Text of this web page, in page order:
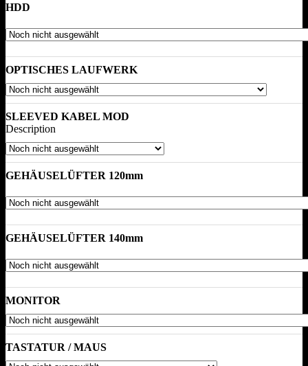
HDD
OPTISCHES LAUFWERK
SLEEVED KABEL MOD
Description
GEHÄUSELÜFTER 120mm
GEHÄUSELÜFTER 140mm
MONITOR
TASTATUR / MAUS